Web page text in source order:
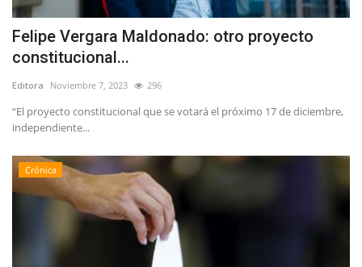
Política
Espectáculos
Felipe Vergara Maldonado: otro proyecto
constitucional...
Editora Noviembre 7, 2023 296
“El proyecto constitucional que se votará el próximo 17 de diciembre,
independiente...
Crónica